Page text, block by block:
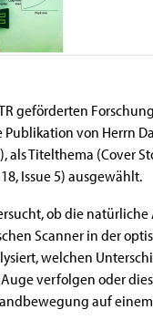
geförderten
Publikation von Herrn
als Titelthema (Cover
Issue 5) ausgewählt.
ob die
Scanner in der
welchen
verfolgen oder
auf